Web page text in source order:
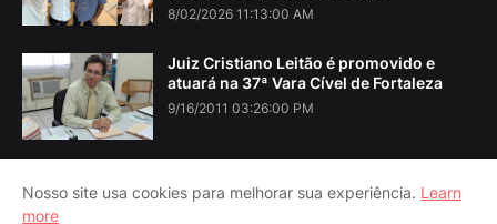
8/02/2026 11:13:00 AM
Juiz Cristiano Leitão é promovido e
atuará na 37ª Vara Cível de Fortaleza
9/16/2011 03:26:00 PM
Nosso site usa cookies para melhorar sua experiência. Learn
more